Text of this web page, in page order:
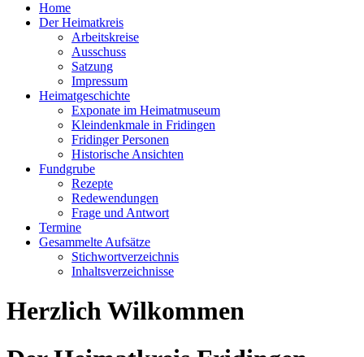
Home
Der Heimatkreis
Arbeitskreise
Ausschuss
Satzung
Impressum
Heimatgeschichte
Exponate im Heimatmuseum
Kleindenkmale in Fridingen
Fridinger Personen
Historische Ansichten
Fundgrube
Rezepte
Redewendungen
Frage und Antwort
Termine
Gesammelte Aufsätze
Stichwortverzeichnis
Inhaltsverzeichnisse
Herzlich Wilkommen